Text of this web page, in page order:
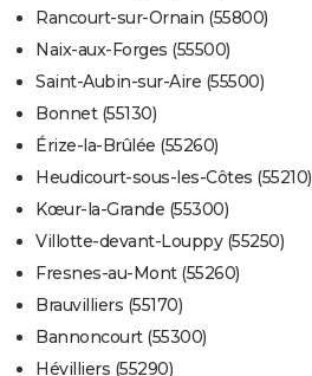
Rancourt-sur-Ornain (55800)
Naix-aux-Forges (55500)
Saint-Aubin-sur-Aire (55500)
Bonnet (55130)
Érize-la-Brûlée (55260)
Heudicourt-sous-les-Côtes (55210)
Kœur-la-Grande (55300)
Villotte-devant-Louppy (55250)
Fresnes-au-Mont (55260)
Brauvilliers (55170)
Bannoncourt (55300)
Hévilliers (55290)